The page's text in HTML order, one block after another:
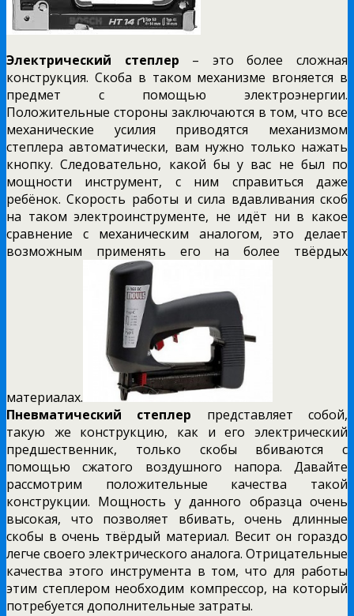
Электрический степлер – это более сложная
конструкция. Скоба в таком механизме вгоняется в
предмет с помощью электроэнергии.
Положительные стороны заключаются в том, что все
механические усилия приводятся механизмом
степлера автоматически, вам нужно только нажать
кнопку. Следовательно, какой бы у вас не был по
мощности инструмент, с ним справиться даже
ребёнок. Скорость работы и сила вдавливания скоб
на таком электроинструменте, не идёт ни в какое
сравнение с механическим аналогом, это делает
возможным применять его на более твёрдых
материалах.
Пневматический степлер представляет собой,
такую же конструкцию, как и его электрический
предшественник, только скобы вбиваются с
помощью сжатого воздушного напора. Давайте
рассмотрим положительные качества такой
конструкции. Мощность у данного образца очень
высокая, что позволяет вбивать, очень длинные
скобы в очень твёрдый материал. Весит он гораздо
легче своего электрического аналога. Отрицательные
качества этого инструмента в том, что для работы
этим степлером необходим компрессор, на который
потребуется дополнительные затраты.